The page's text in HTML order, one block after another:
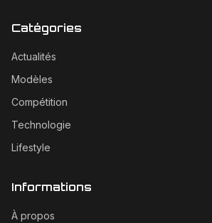
Catégories
Actualités
Modèles
Compétition
Technologie
Lifestyle
Informations
À propos